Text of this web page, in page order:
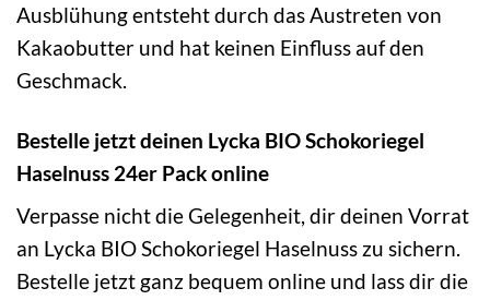
Ausblühung entsteht durch das Austreten von
Kakaobutter und hat keinen Einfluss auf den
Geschmack.
Bestelle jetzt deinen Lycka BIO Schokoriegel
Haselnuss 24er Pack online
Verpasse nicht die Gelegenheit, dir deinen Vorrat
an Lycka BIO Schokoriegel Haselnuss zu sichern.
Bestelle jetzt ganz bequem online und lass dir die